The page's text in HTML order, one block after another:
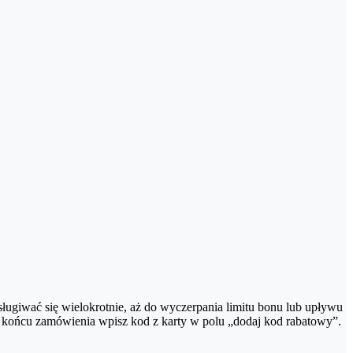
Po zatwierdzeniu wartość karty podarunkowej
momentu wyczerpania środków na karcie.
z voucherem nie trafiła do folderu ze spamem lub
mieć problemy, skontaktuj się z naszą infolinią.
się wielokrotnie, aż do wyczerpania limitu bonu lub upływu
zamówienia wpisz kod z karty w polu „dodaj kod rabatowy”.